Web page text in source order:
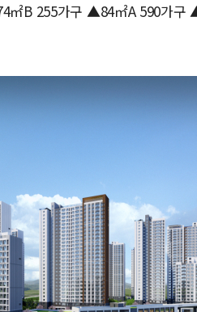
㎡B 255가구 ▲84㎡A 590가